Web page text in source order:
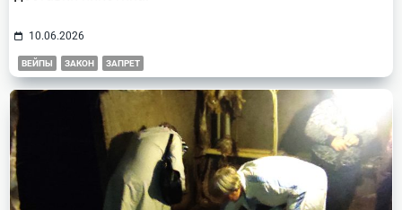
10.06.2026
ВЕЙПЫ ЗАКОН ЗАПРЕТ